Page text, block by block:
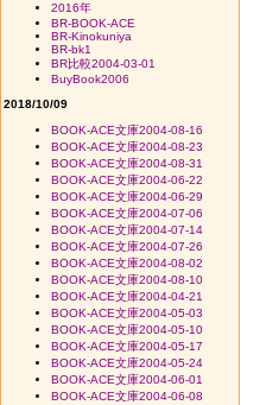
2016年
BR-BOOK-ACE
BR-Kinokuniya
BR-bk1
BR比較2004-03-01
BuyBook2006
2018/10/09
BOOK-ACE文庫2004-08-16
BOOK-ACE文庫2004-08-23
BOOK-ACE文庫2004-08-31
BOOK-ACE文庫2004-06-22
BOOK-ACE文庫2004-06-29
BOOK-ACE文庫2004-07-06
BOOK-ACE文庫2004-07-14
BOOK-ACE文庫2004-07-26
BOOK-ACE文庫2004-08-02
BOOK-ACE文庫2004-08-10
BOOK-ACE文庫2004-04-21
BOOK-ACE文庫2004-05-03
BOOK-ACE文庫2004-05-10
BOOK-ACE文庫2004-05-17
BOOK-ACE文庫2004-05-24
BOOK-ACE文庫2004-06-01
BOOK-ACE文庫2004-06-08